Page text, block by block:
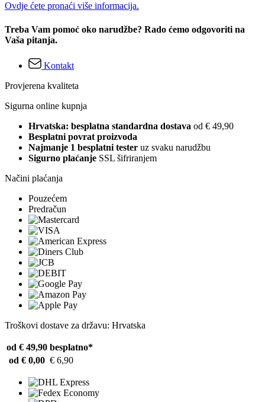
Ovdje ćete pronaći više informacija.
Treba Vam pomoć oko narudžbe? Rado ćemo odgovoriti na
Vaša pitanja.
Kontakt
Provjerena kvaliteta
Sigurna online kupnja
Hrvatska: besplatna standardna dostava od € 49,90
Besplatni povrat proizvoda
Najmanje 1 besplatni tester uz svaku narudžbu
Sigurno plaćanje SSL šifriranjem
Načini plaćanja
Pouzećem
Predračun
Troškovi dostave za državu: Hrvatska
od € 49,90 besplatno*
od € 0,00 € 6,90